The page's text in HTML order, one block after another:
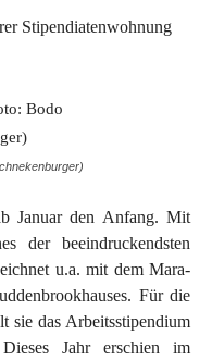
Stipendiatenwohnung
Januar den Anfang. Mit
der beeindruckendsten
u.a. mit dem Mara-
Für die
sie das Arbeitsstipendium
Jahr erschien im